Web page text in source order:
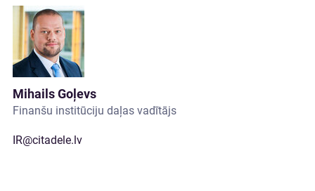
Mihails Goļevs
Finanšu institūciju daļas vadītājs
IR@citadele.lv